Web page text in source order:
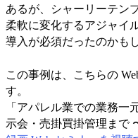
あるが、シャーリーテン
柔軟に変化するアジャイ
導入が必須だったのかも
この事例は、こちらの
す。
「アパレル業での業務
示会・売掛買掛管理まで